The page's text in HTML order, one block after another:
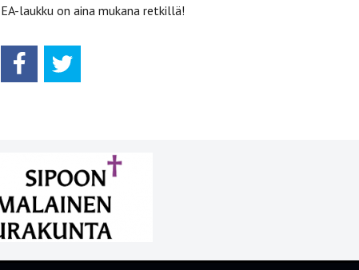
EA-laukku on aina mukana retkillä!